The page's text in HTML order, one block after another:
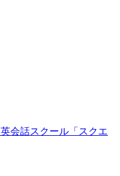
英会話スクール「スクエ